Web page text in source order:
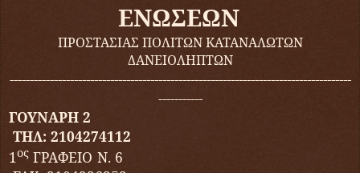
ΕΝΩΣΕΩΝ
ΠΡΟΣΤΑΣΙΑΣ ΠΟΛΙΤΩΝ ΚΑΤΑΝΑΛΩΤΩΝ
ΔΑΝΕΙΟΛΗΠΤΩΝ
-------------------------------------------------------------------------------------
-----------
ΓΟΥΝΑΡΗ 2
ΤΗΛ: 2104274112
1ος ΓΡΑΦΕΙΟ Ν. 6